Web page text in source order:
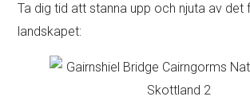
Ta dig tid att stanna upp och njuta av det
landskapet: